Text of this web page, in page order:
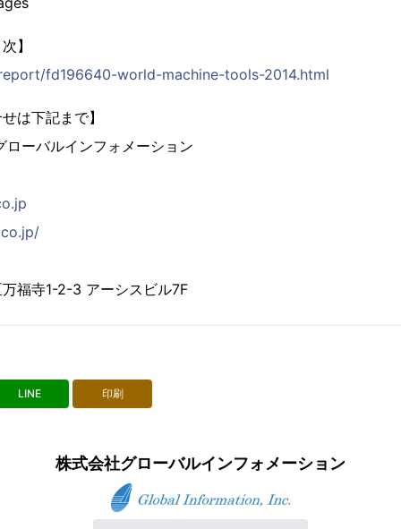
】
fd196640-world-machine-tools-2014.html
は下記まで】
ローバルインフォメーション
福寺1-2-3 アーシスビル7F
LINE 印刷
株式会社グローバルインフォメーション